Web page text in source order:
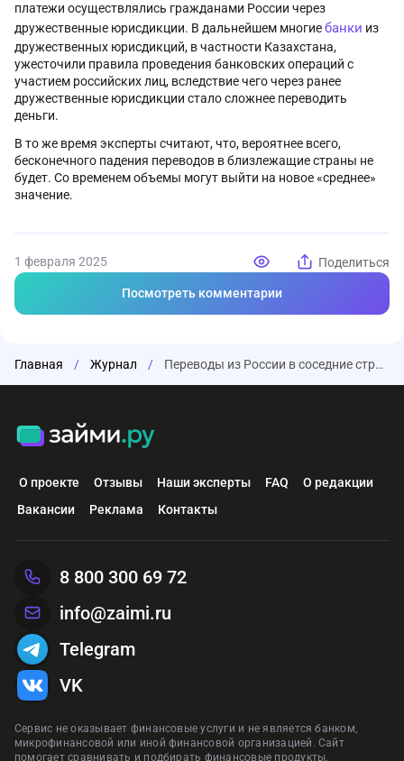
платежи осуществлялись гражданами России через
дружественные юрисдикции. В дальнейшем многиебанки из
дружественных юрисдикций, в частности Казахстана,
ужесточили правила проведения банковских операций с
участием российских лиц, вследствие чего через ранее
дружественные юрисдикции стало сложнее переводить
деньги.
В то же время эксперты считают, что, вероятнее всего,
бесконечного падения переводов в близлежащие страны не
будет. Со временем объемы могут выйти на новое «среднее»
значение.
1 февраля 2025 Поделиться
Посмотреть комментарии
Главная / Журнал / Переводы из России в соседние страны в 2024 году заметно снизились
О проекте Отзывы Наши эксперты FAQ
О редакции
Вакансии
Реклама Контакты
Сервис не оказывает финансовые услуги и не является банком,
микрофинансовой или иной финансовой организацией. Сайт
помогает сравнивать и подбирать финансовые продукты.
8 800 300 69 72
info@zaimi.ru
Telegram
VK